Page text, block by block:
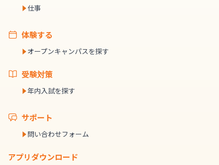
仕事
体験する
オープンキャンパスを探す
受験対策
年内入試を探す
サポート
問い合わせフォーム
アプリダウンロード